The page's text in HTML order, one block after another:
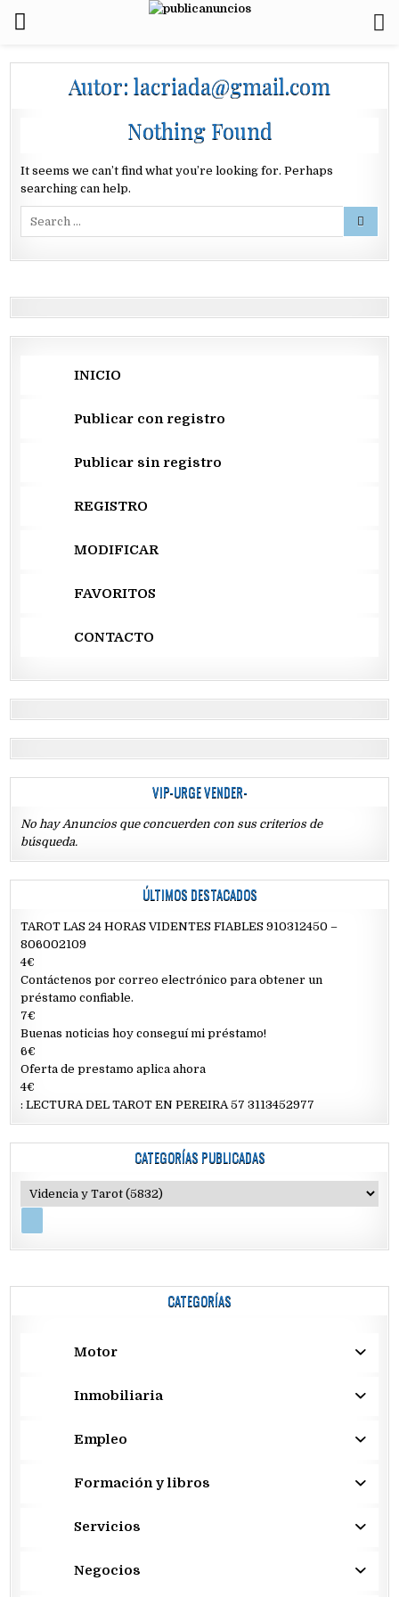
Autor: lacriada@gmail.com
Nothing Found
It seems we can’t find what you’re looking for. Perhaps
searching can help.
INICIO
Publicar con registro
Publicar sin registro
REGISTRO
MODIFICAR
FAVORITOS
CONTACTO
VIP-URGE VENDER-
No hay Anuncios que concuerden con sus criterios de
búsqueda.
ÚLTIMOS DESTACADOS
TAROT LAS 24 HORAS VIDENTES FIABLES 910312450 –
806002109
4€
Contáctenos por correo electrónico para obtener un
préstamo confiable.
7€
Buenas noticias hoy conseguí mi préstamo!
6€
Oferta de prestamo aplica ahora
4€
: LECTURA DEL TAROT EN PEREIRA 57 3113452977
CATEGORÍAS PUBLICADAS
CATEGORÍAS
Motor
Inmobiliaria
Empleo
Formación y libros
Servicios
Negocios